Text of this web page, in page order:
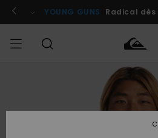
l'information
le
Se connecter / s'inscrire
YOUNG GUNS Radical
Vêtements
Vêtements
Shop
Surf
Shop
Homme
Snow
Shop
Homme
Outlet
Homme
Accéder à
commande